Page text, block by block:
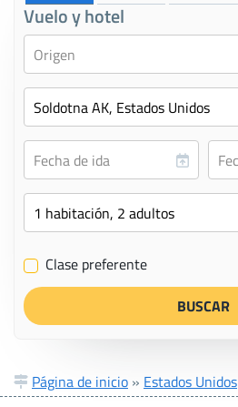
Vuelo y hotel
✔ Clase preferente
Página de inicio » Estados Unidos